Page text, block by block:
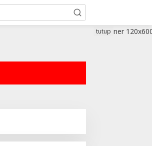
tutup